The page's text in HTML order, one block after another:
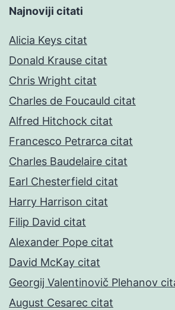
Najnoviji citati
Alicia Keys citat
Donald Krause citat
Chris Wright citat
Charles de Foucauld citat
Alfred Hitchock citat
Francesco Petrarca citat
Charles Baudelaire citat
Earl Chesterfield citat
Harry Harrison citat
Filip David citat
Alexander Pope citat
David McKay citat
Georgij Valentinovič Plehanov
August Cesarec citat